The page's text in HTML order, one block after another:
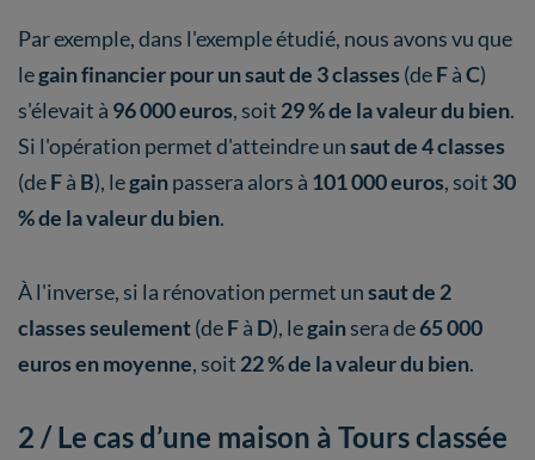
Par exemple, dans l'exemple étudié, nous avons vu que
legain financier pour un saut de 3 classes (deFàC)
s'élevait à 96 000 euros, soit 29 % de la valeur du bien.
Si l'opération permet d'atteindre unsaut de 4 classes
(deFà B), legainpassera alors à 101 000 euros, soit 30
% de la valeur du bien.
À l'inverse, si la rénovation permet unsaut de 2
classes seulement(deFà D), legainsera de65 000
euros en moyenne, soit 22 % de la valeur du bien.
2 / Le cas d’une maison à Tours classée